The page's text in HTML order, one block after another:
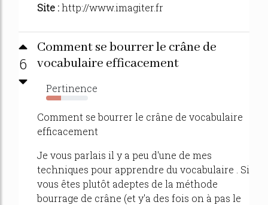
Site :http://www.imagiter.fr
6
Comment se bourrer le crâne de
vocabulaire efficacement
Pertinence
36%
Comment se bourrer le crâne de vocabulaire
efficacement
Je vous parlais il y a peu d'une de mes
techniques pour apprendre du vocabulaire . Si
vous êtes plutôt adeptes de la méthode
bourrage de crâne (et y'a des fois on à pas le